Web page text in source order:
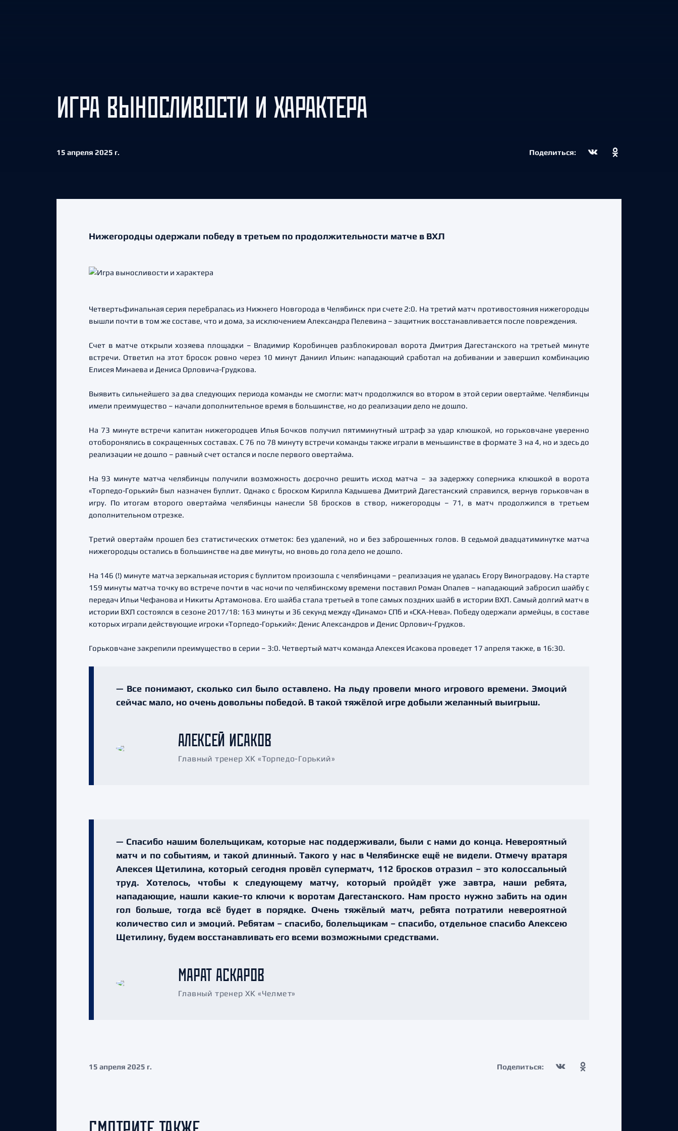
ИГРА ВЫНОСЛИВОСТИ И ХАРАКТЕРА
15 апреля 2025 г. Поделиться:
Нижегородцы одержали победу в третьем по продолжительности матче в ВХЛ
Четвертьфинальная серия перебралась из Нижнего Новгорода в Челябинск при счете 2:0. На третий матч противостояния нижегородцы
вышли почти в том же составе, что и дома, за исключением Александра Пелевина – защитник восстанавливается после повреждения.
Счет в матче открыли хозяева площадки – Владимир Коробинцев разблокировал ворота Дмитрия Дагестанского на третьей минуте
встречи. Ответил на этот бросок ровно через 10 минут Даниил Ильин: нападающий сработал на добивании и завершил комбинацию
Елисея Минаева и Дениса Орловича-Грудкова.
Выявить сильнейшего за два следующих периода команды не смогли: матч продолжился во втором в этой серии овертайме. Челябинцы
имели преимущество – начали дополнительное время в большинстве, но до реализации дело не дошло.
На 73 минуте встречи капитан нижегородцев Илья Бочков получил пятиминутный штраф за удар клюшкой, но горьковчане уверенно
отоборонялись в сокращенных составах. С 76 по 78 минуту встречи команды также играли в меньшинстве в формате 3 на 4, но и здесь до
реализации не дошло – равный счет остался и после первого овертайма.
На 93 минуте матча челябинцы получили возможность досрочно решить исход матча – за задержку соперника клюшкой в ворота
«Торпедо-Горький» был назначен буллит. Однако с броском Кирилла Кадышева Дмитрий Дагестанский справился, вернув горьковчан в
игру. По итогам второго овертайма челябинцы нанесли 58 бросков в створ, нижегородцы – 71, в матч продолжился в третьем
дополнительном отрезке.
Третий овертайм прошел без статистических отметок: без удалений, но и без заброшенных голов. В седьмой двадцатиминутке матча
нижегородцы остались в большинстве на две минуты, но вновь до гола дело не дошло.
На 146 (!) минуте матча зеркальная история с буллитом произошла с челябинцами – реализация не удалась Егору Виноградову. На старте
159 минуты матча точку во встрече почти в час ночи по челябинскому времени поставил Роман Опалев – нападающий забросил шайбу с
передач Ильи Чефанова и Никиты Артамонова. Его шайба стала третьей в топе самых поздних шайб в истории ВХЛ. Самый долгий матч в
истории ВХЛ состоялся в сезоне 2017/18: 163 минуты и 36 секунд между «Динамо» СПб и «СКА-Нева». Победу одержали армейцы, в составе
которых играли действующие игроки «Торпедо-Горький»: Денис Александров и Денис Орлович-Грудков.
Горьковчане закрепили преимущество в серии – 3:0. Четвертый матч команда Алексея Исакова проведет 17 апреля также, в 16:30.
— Все понимают, сколько сил было оставлено. На льду провели много игрового времени. Эмоций
сейчас мало, но очень довольны победой. В такой тяжёлой игре добыли желанный выигрыш.
АЛЕКСЕЙ ИСАКОВ
Главный тренер ХК «Торпедо-Горький»
— Спасибо нашим болельщикам, которые нас поддерживали, были с нами до конца. Невероятный
матч и по событиям, и такой длинный. Такого у нас в Челябинске ещё не видели. Отмечу вратаря
Алексея Щетилина, который сегодня провёл суперматч, 112 бросков отразил – это колоссальный
труд. Хотелось, чтобы к следующему матчу, который пройдёт уже завтра, наши ребята,
нападающие, нашли какие-то ключи к воротам Дагестанского. Нам просто нужно забить на один
гол больше, тогда всё будет в порядке. Очень тяжёлый матч, ребята потратили невероятной
количество сил и эмоций. Ребятам – спасибо, болельщикам – спасибо, отдельное спасибо Алексею
Щетилину, будем восстанавливать его всеми возможными средствами.
МАРАТ АСКАРОВ
Главный тренер ХК «Челмет»
15 апреля 2025 г. Поделиться: